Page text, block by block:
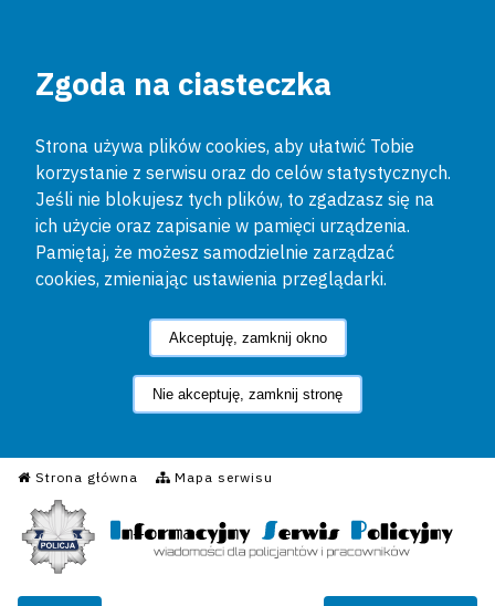
Zgoda na ciasteczka
Strona używa plików cookies, aby ułatwić Tobie
korzystanie z serwisu oraz do celów statystycznych.
Jeśli nie blokujesz tych plików, to zgadzasz się na
ich użycie oraz zapisanie w pamięci urządzenia.
Pamiętaj, że możesz samodzielnie zarządzać
cookies, zmieniając ustawienia przeglądarki.
Akceptuję, zamknij okno
Nie akceptuję, zamknij stronę
Strona główna Mapa serwisu
Informacyjny Serwis